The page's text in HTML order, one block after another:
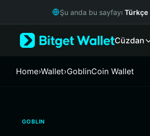
Русский
Italiano
繁體中文
Şu anda bu sayfayı Türkçe
Cüzdan
Home›Wallet›GoblinCoin Wallet
GOBLIN